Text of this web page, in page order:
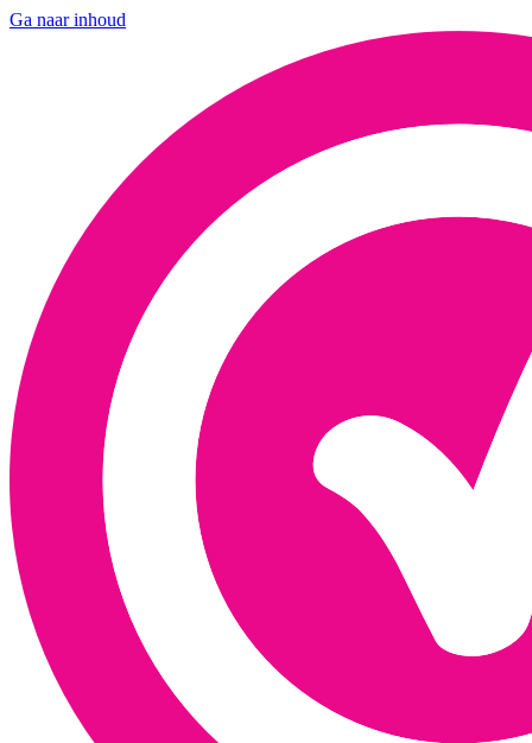
Ga naar inhoud